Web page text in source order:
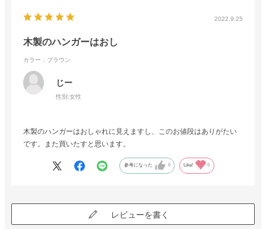
2022.9.25
木製のハンガーはおし
カラー：ブラウン
じー
性別:女性
木製のハンガーはおしゃれに見えますし、このお値段はありがたい
です。また買いたすと思います。
参考になった 0 Like! 0
レビューを書く